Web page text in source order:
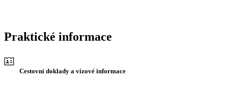
Praktické informace
Cestovní doklady a vízové informace